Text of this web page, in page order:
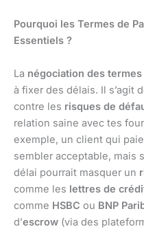
Pourquoi les Termes de
Essentiels ?
La négociation des
à fixer des délais. Il s’agit
contre les risques de
relation saine avec tes
exemple, un client qui
sembler acceptable, mais
délai pourrait masquer un
comme les lettres de
comme HSBC ou BNP
d’escrow (via des